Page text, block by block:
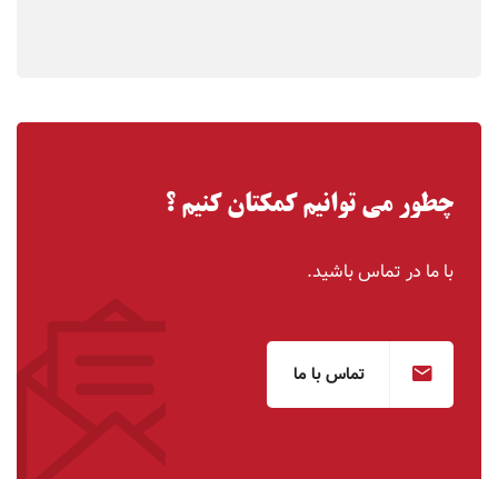
چطور می توانیم کمکتان کنیم ؟
با ما در تماس باشید.
تماس با ما